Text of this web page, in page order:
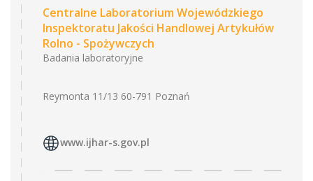
Centralne Laboratorium Wojewódzkiego
Inspektoratu Jakości Handlowej Artykułów
Rolno - Spożywczych
Badania laboratoryjne
Reymonta 11/13 60-791 Poznań
www.ijhar-s.gov.pl